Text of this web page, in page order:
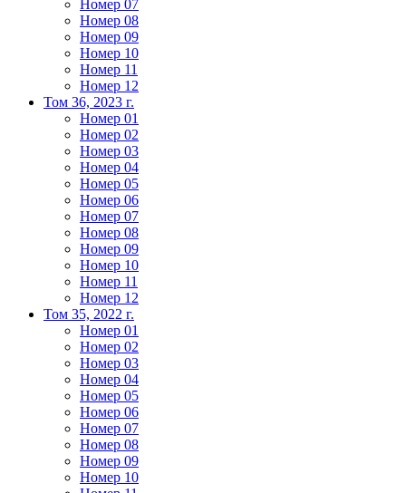
Номер 07
Номер 08
Номер 09
Номер 10
Номер 11
Номер 12
Том 36, 2023 г.
Номер 01
Номер 02
Номер 03
Номер 04
Номер 05
Номер 06
Номер 07
Номер 08
Номер 09
Номер 10
Номер 11
Номер 12
Том 35, 2022 г.
Номер 01
Номер 02
Номер 03
Номер 04
Номер 05
Номер 06
Номер 07
Номер 08
Номер 09
Номер 10